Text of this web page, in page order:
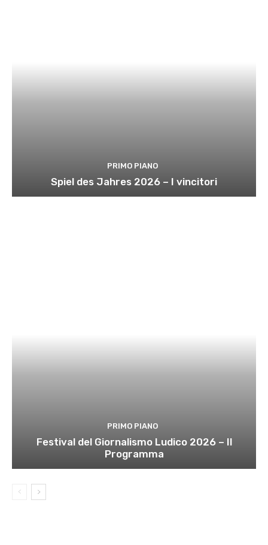
PRIMO PIANO
Spiel des Jahres 2026 – I vincitori
PRIMO PIANO
Festival del Giornalismo Ludico 2026 – Il
Programma